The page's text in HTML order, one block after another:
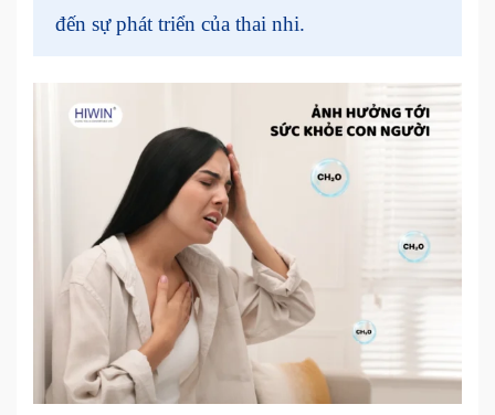
đến sự phát triển của thai nhi.